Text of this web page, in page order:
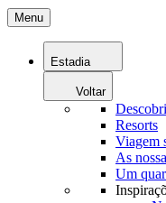
Menu
Estadia
Voltar
Resorts
Viagem
As
Um